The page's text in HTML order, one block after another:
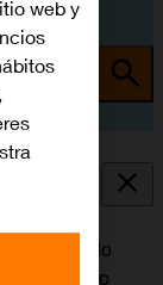
instalando
necesario
web y